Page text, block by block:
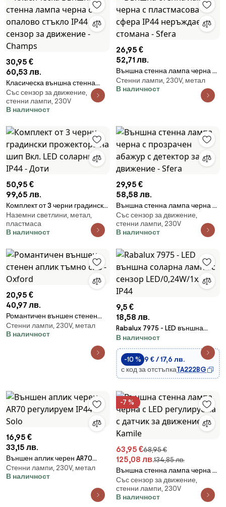
30,95 €
60,53 лв.
Класическа външна стенна
лампа черна с опалово стъкло
IP44 със сензор за движение -
Champs
Със сензор за движение,
стенни лампи, 230V
В наличност
26,95 €
52,71 лв.
Външна стенна лампа черна с
пластмасова сфера IP44
неръждаема стомана - Sfera
Стенни лампи, 230V, метал
В наличност
50,95 €
99,65 лв.
Комплект от 3 черни градински
прожектора на шип Вкл. LED
соларни IP44 - Доти
Наземни светлини, метал,
пластмаса
В наличност
29,95 €
58,58 лв.
Външна стенна лампа черна с
прозрачен абажур с детектор
за движение - Sfera
Със сензор за движение,
стенни лампи, 230V
В наличност
20,95 €
40,97 лв.
Романтичен външен стенен
аплик тъмно сив - Oxford
Стенни лампи, 230V, метал
В наличност
9,5 €
18,58 лв.
Rabalux 7975 - LED външна
соларна лампа с сензор
LED/0,24W/1xAA IP44
В наличност
-10 % 9 € / 17,6 лв.
с код за отстъпкаTA222BG
16,95 €
33,15 лв.
Външен аплик черен AR70
регулируем IP44 - Solo
Стенни лампи, 230V, метал
В наличност
-7 %
63,95 €68,95 €
125,08 лв.134,85 лв.
Външна стенна лампа черна с
LED регулируема с датчик за
движение - Kamile
Със сензор за движение,
стенни лампи, 230V
В наличност